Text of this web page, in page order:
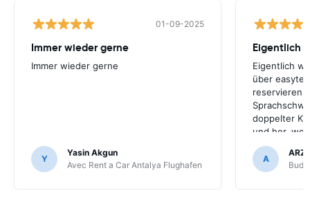
01-09-2025
Immer wieder gerne
Immer wieder gerne
Y
Yasin Akgun
Avec Rent a Car Antalya Flughafen
Eigentlich
Eigentlich
über
reservieren.
doppelter
und her,
ich
weil die
A